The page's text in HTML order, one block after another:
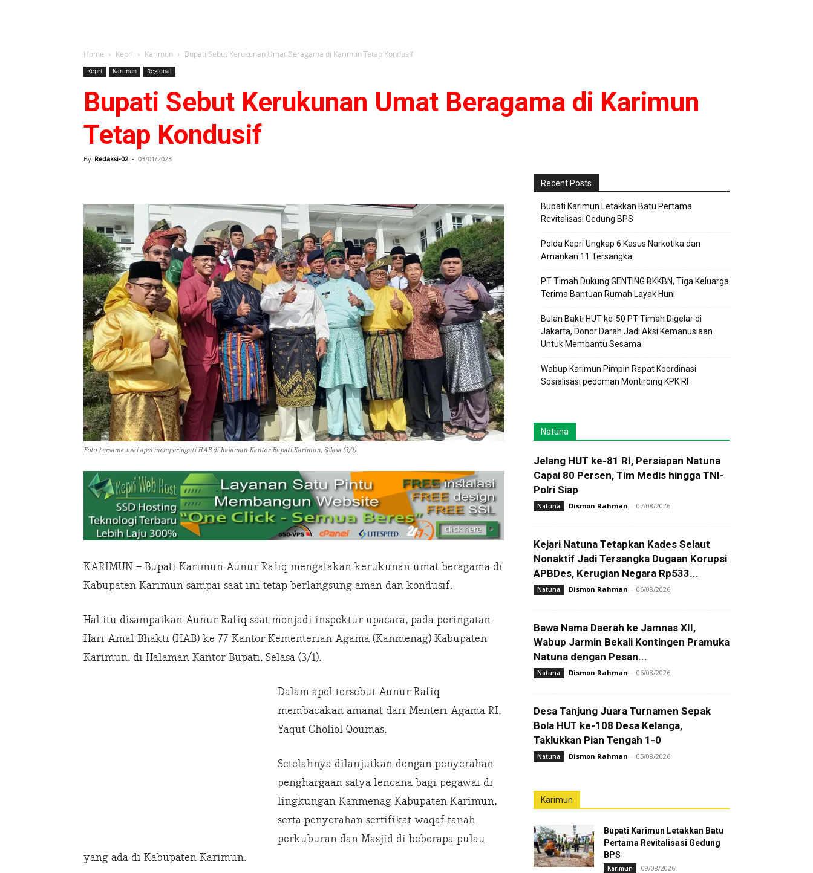
Home Kepri Karimun Bupati Sebut Kerukunan Umat Beragama di Karimun Tetap Kondusif
Kepri Karimun Regional
Bupati Sebut Kerukunan Umat Beragama di Karimun
Tetap Kondusif
By Redaksi-02 - 03/01/2023
Foto bersama usai apel memperingati HAB di halaman Kantor Bupati Karimun, Selasa (3/1)
KARIMUN – Bupati Karimun Aunur Rafiq mengatakan kerukunan umat beragama di
Kabupaten Karimun sampai saat ini tetap berlangsung aman dan kondusif.
Hal itu disampaikan Aunur Rafiq saat menjadi inspektur upacara, pada peringatan
Hari Amal Bhakti (HAB) ke 77 Kantor Kementerian Agama (Kanmenag) Kabupaten
Karimun, di Halaman Kantor Bupati, Selasa (3/1).
Dalam apel tersebut Aunur Rafiq
membacakan amanat dari Menteri Agama RI,
Yaqut Choliol Qoumas.
Setelahnya dilanjutkan dengan penyerahan
penghargaan satya lencana bagi pegawai di
lingkungan Kanmenag Kabupaten Karimun,
serta penyerahan sertifikat waqaf tanah
perkuburan dan Masjid di beberapa pulau
yang ada di Kabupaten Karimun.
Recent Posts
Bupati Karimun Letakkan Batu Pertama
Revitalisasi Gedung BPS
Polda Kepri Ungkap 6 Kasus Narkotika dan
Amankan 11 Tersangka
PT Timah Dukung GENTING BKKBN, Tiga Keluarga
Terima Bantuan Rumah Layak Huni
Bulan Bakti HUT ke-50 PT Timah Digelar di
Jakarta, Donor Darah Jadi Aksi Kemanusiaan
Untuk Membantu Sesama
Wabup Karimun Pimpin Rapat Koordinasi
Sosialisasi pedoman Montiroing KPK RI
Natuna
Jelang HUT ke-81 RI, Persiapan Natuna
Capai 80 Persen, Tim Medis hingga TNI-
Polri Siap
Natuna Dismon Rahman - 07/08/2026
Kejari Natuna Tetapkan Kades Selaut
Nonaktif Jadi Tersangka Dugaan Korupsi
APBDes, Kerugian Negara Rp533...
Natuna Dismon Rahman - 06/08/2026
Bawa Nama Daerah ke Jamnas XII,
Wabup Jarmin Bekali Kontingen Pramuka
Natuna dengan Pesan...
Natuna Dismon Rahman - 06/08/2026
Desa Tanjung Juara Turnamen Sepak
Bola HUT ke-108 Desa Kelanga,
Taklukkan Pian Tengah 1-0
Natuna Dismon Rahman - 05/08/2026
Karimun
Bupati Karimun Letakkan Batu
Pertama Revitalisasi Gedung
BPS
Karimun 09/08/2026